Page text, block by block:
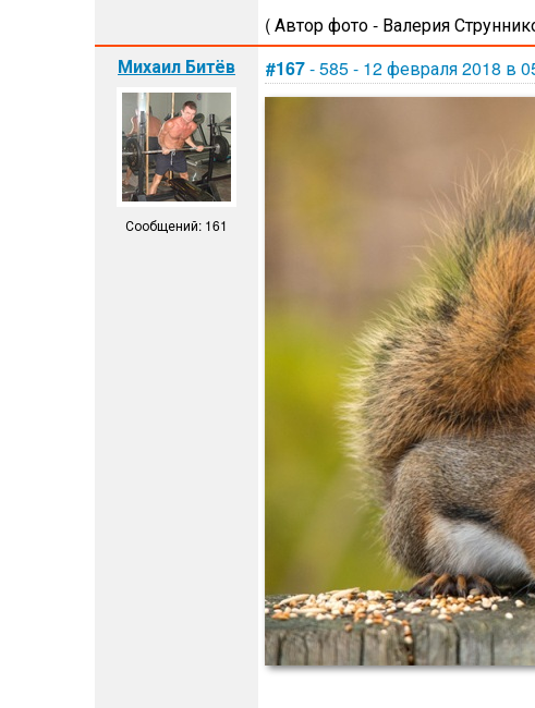
( Автор фото - Валерия
Михаил Битёв
Сообщений: 161
#167- 585 - 12 февраля 2018 в